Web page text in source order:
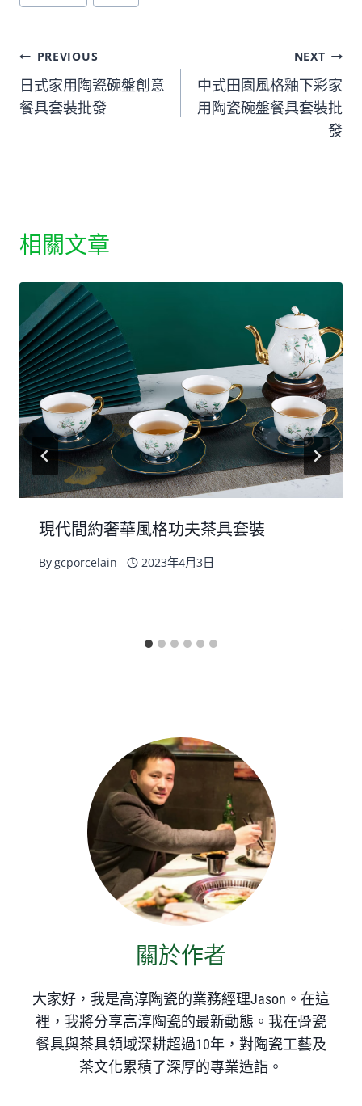
Tags:
文
章
PREVIOUS
日式家用陶瓷碗盤創意
餐具套裝批發
NEXT
中式田園風格釉下彩家
用陶瓷碗盤餐具套裝批
發
相關文章
現代間約奢華風格功夫茶具套裝
Bygcporcelain 2023年4月3日
關於作者
大家好，我是高淳陶瓷的業務經理Jason。在這
裡，我將分享高淳陶瓷的最新動態。我在骨瓷
餐具與茶具領域深耕超過10年，對陶瓷工藝及
茶文化累積了深厚的專業造詣。